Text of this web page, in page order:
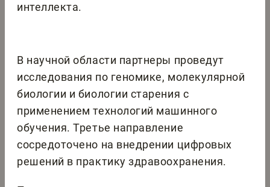
интеллекта.
В научной области партнеры проведут
исследования по геномике, молекулярной
биологии и биологии старения с
применением технологий машинного
обучения. Третье направление
сосредоточено на внедрении цифровых
решений в практику здравоохранения.